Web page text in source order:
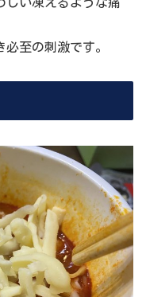
至の刺激です。